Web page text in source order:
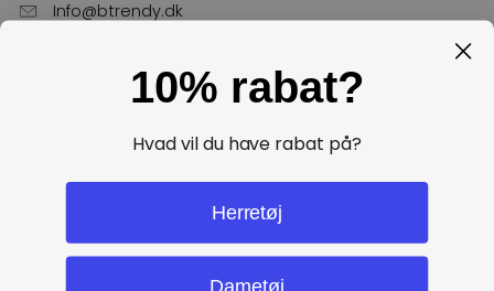
Info@btrendy.dk
Hverdage fra kl. 10 - 16
10% rabat?
Hvad vil du have rabat på?
Herretøj